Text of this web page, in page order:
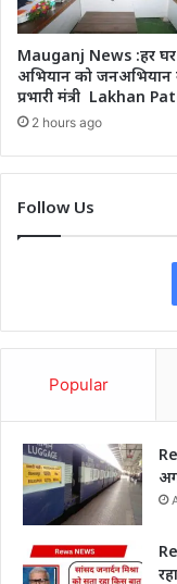
Mauganj News :हर घर
अभियान को जनअभियान
प्रभारी मंत्री Lakhan
2 hours ago
Follow Us
Popular